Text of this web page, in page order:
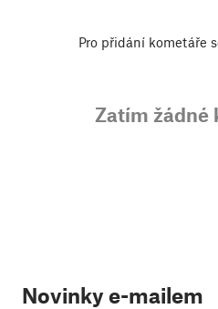
Pro přidání kometáře
Zatím žádné
Novinky e-mailem